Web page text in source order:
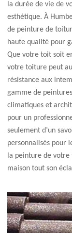
la durée de vie de
esthétique. À
de peinture de
haute qualité pour
Que votre toit soit
votre toiture peut
résistance aux
gamme de
climatiques et
pour un
seulement d’un
personnalisés pour
la peinture de
maison tout son